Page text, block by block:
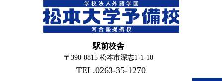
駅前校舎
〒390-0815 松本市深志1-1-10
TEL.0263-35-1270